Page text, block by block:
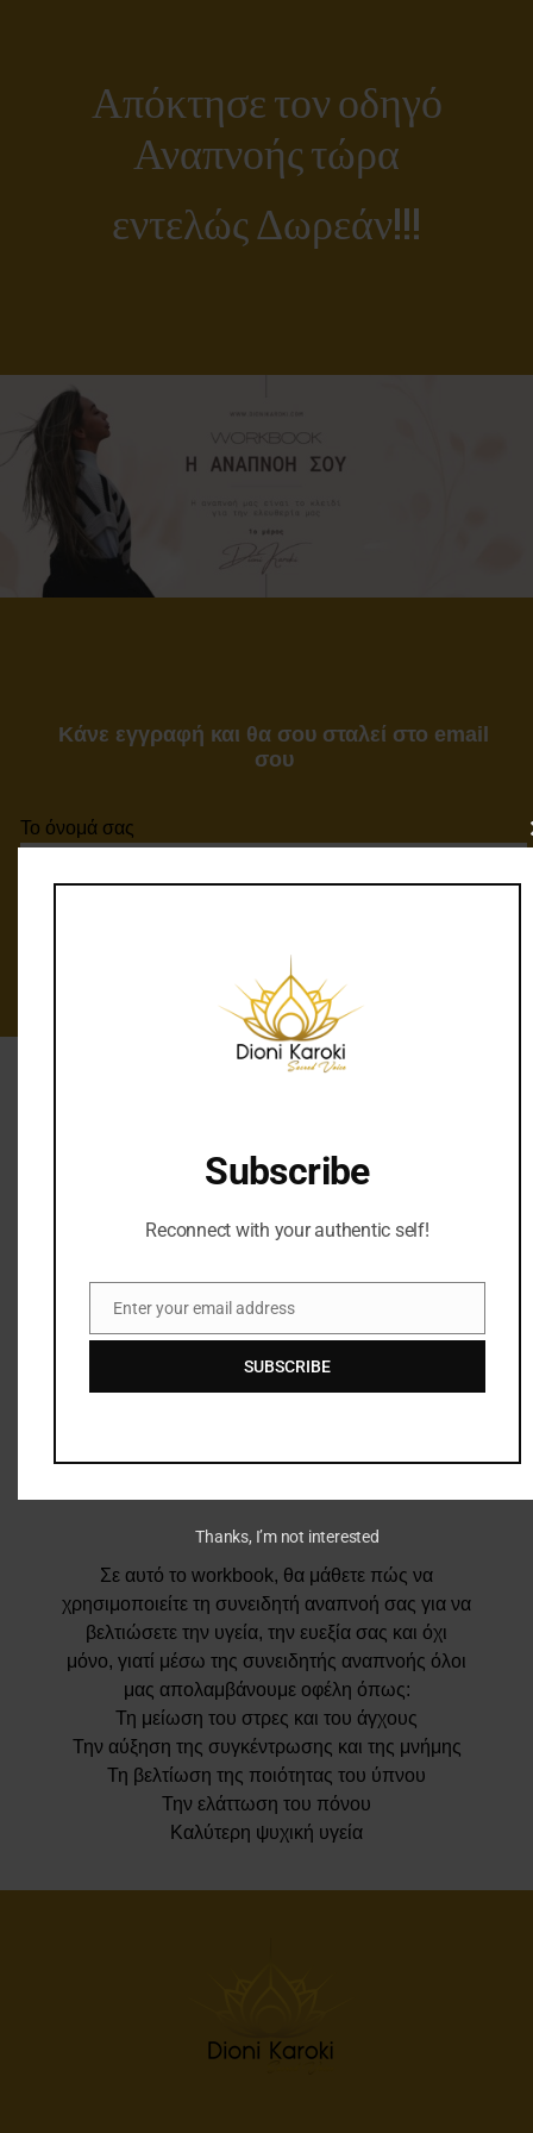
Απόκτησε τον οδηγό
Αναπνοής τώρα
εντελώς Δωρεάν!!!
Κάνε εγγραφή και θα σου σταλεί στο email
σου
Το όνομά σας
Το email σας
Σε αυτό το workbook, θα μάθετε πώς να
χρησιμοποιείτε τη συνειδητή αναπνοή σας για να
βελτιώσετε την υγεία, την ευεξία σας και όχι
μόνο, γιατί μέσω της συνειδητής αναπνοής όλοι
μας απολαμβάνουμε οφέλη όπως:
Τη μείωση του στρες και του άγχους
Την αύξηση της συγκέντρωσης και της μνήμης
Τη βελτίωση της ποιότητας του ύπνου
Την ελάττωση του πόνου
Καλύτερη ψυχική υγεία
Subscribe
Reconnect with your authentic self!
Email
Enter your email address
SUBSCRIBE
Thanks, I’m not interested